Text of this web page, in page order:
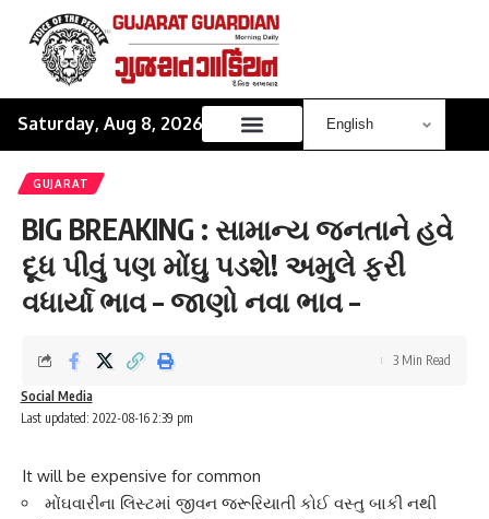
Saturday, Aug 8, 2026
GUJARAT
BIG BREAKING : સામાન્ય જનતાને હવે
દૂધ પીવું પણ મોંઘુ પડશે! અમુલે ફરી
વધાર્યા ભાવ – જાણો નવા ભાવ –
Last updated: 2022-08-16 2:39 pm
Social Media
3 Min Read
It will be expensive for common
મોંઘવારીના લિસ્ટમાં જીવન જરૂરિયાતી કોઈ વસ્તુ બાકી નથી